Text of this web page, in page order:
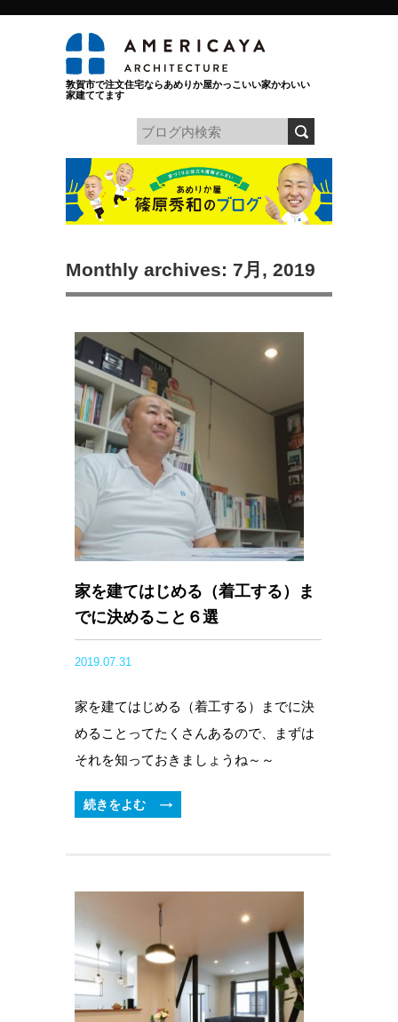
敦賀市で注文住宅ならあめりか屋かっこいい家かわいい
家建ててます
Monthly archives: 7月, 2019
家を建てはじめる（着工する）ま
でに決めること６選
2019.07.31
家を建てはじめる（着工する）までに決
めることってたくさんあるので、まずは
それを知っておきましょうね～～
続きをよむ